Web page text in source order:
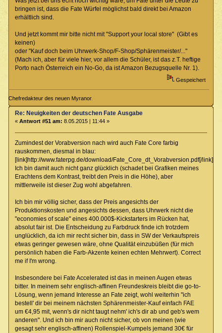
bringen ist, dass die Fate Würfel möglichst bald direkt bei Amazon
erhältlich sind.
Und jetzt kommt mir bitte nicht mit "Support your local store" (Gibt es
keinen)
oder "Kauf doch beim Uhrwerk-Shop/F-Shop/Sphärenmeister/..."
(Mach ich, aber für viele hier, vor allem die Schüler, ist das z.T. heftige
Porto nach Österreich ein No-Go, da ist Amazon Bezugsquelle Nr. 1).
Gespeichert
Chefredakteur des neuen Myranor.
Re: Neuigkeiten der deutschen Fate Ausgabe
« Antwort #51 am: 8.05.2015 | 11:44 »
Zumindest der Vorabversion nach wird auch Fate Core farbig
rauskommen, diesmal in blau:
[link]http://www.faterpg.de/download/Fate_Core_dt_Vorabversion.pdf[/link].
Ich bin damit auch nicht ganz glücklich (schadet bei Grafiken meines
Erachtens dem Kontrast, treibt den Preis in die Höhe), aber
mittlerweile ist dieser Zug wohl abgefahren.
Ich bin mir völlig sicher, dass der Preis angesichts der
Produktionskosten und angesichts dessen, dass Uhrwerk nicht die
"economies of scale" eines 400.000$-Kickstarters im Rücken hat,
absolut fair ist. Die Entscheidung zu Farbdruck finde ich trotzdem
unglücklich, da ich mir recht sicher bin, dass in SW der Verkaufspreis
etwas geringer gewesen wäre, ohne Qualität einzubüßen (für mich
persönlich haben die Farb-Akzente keinen echten Mehrwert). Correct
me if I'm wrong.
Insbesondere bei Fate Accelerated ist das in meinen Augen etwas
bitter. In meinem sehr englisch-affinen Freundeskreis bleibt die go-to-
Lösung, wenn jemand Interesse an Fate zeigt, wohl weiterhin "ich
bestell' dir bei meinem nächsten Sphärenmeister-Kauf einfach FAE
um €4,95 mit, wenn's dir nicht taugt nehm' ich's dir ab und geb's wem
anderen". Und ich bin mir auch nicht sicher, ob von meinen (wie
gesagt sehr englisch-affinen) Rollenspiel-Kumpels jemand 30€ für